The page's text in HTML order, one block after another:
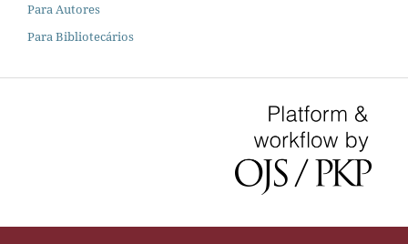
Para Autores
Para Bibliotecários